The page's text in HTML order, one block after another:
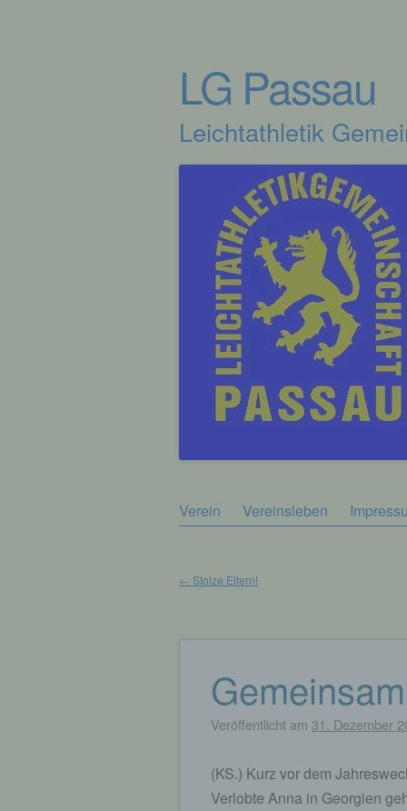
LG Passau
Leichtathletik
Zum
Verein Vereinsleben
← Stolze Eltern!
Veröffentlicht am 31. Dezember
(KS.) Kurz vor dem
Verlobte Anna in Georgien